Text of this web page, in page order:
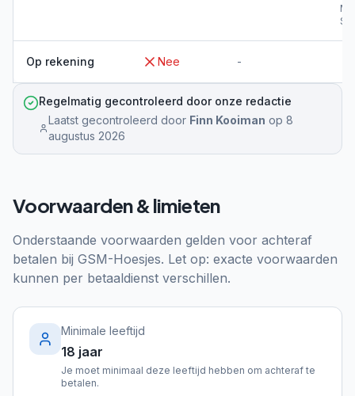
Op rekening Nee -
Regelmatig gecontroleerd door onze redactie
Laatst gecontroleerd door Finn Kooiman op8
augustus 2026
Voorwaarden & limieten
Onderstaande voorwaarden gelden voor achteraf
betalen bij GSM-Hoesjes. Let op: exacte voorwaarden
kunnen per betaaldienst verschillen.
Minimale leeftijd
18 jaar
Je moet minimaal deze leeftijd hebben om achteraf te
betalen.